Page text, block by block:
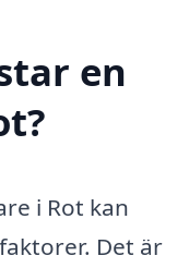
en
i Rot kan
Det är